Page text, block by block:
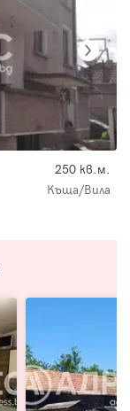
250 кв.м.
Къща/Вила